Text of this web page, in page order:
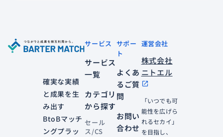
確実な実績
と成果を生
み出す
BtoBマッチ
ングプラッ
サービス
サービス
一覧
カテゴリ
から探す
セール
ス/CS
サポー
ト
よくあ
るご質
問
お問い
合わせ
運営会社
株式会社
ニトエル
open_in_new
「いつでも可
能性を広げら
れるセカイ」
を目指し、